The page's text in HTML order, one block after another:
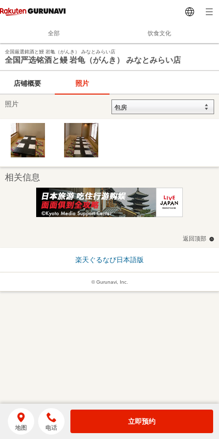
全部 饮食文化
全国厳選銘酒と鰻 岩亀（がんき） みなとみらい店
全国严选铭酒と鳗 岩龟（がんき） みなとみらい店
店铺概要 照片
照片
相关信息
返回顶部
楽天ぐるなび日本語版
© Gurunavi, Inc.
地图 电话
立即预约